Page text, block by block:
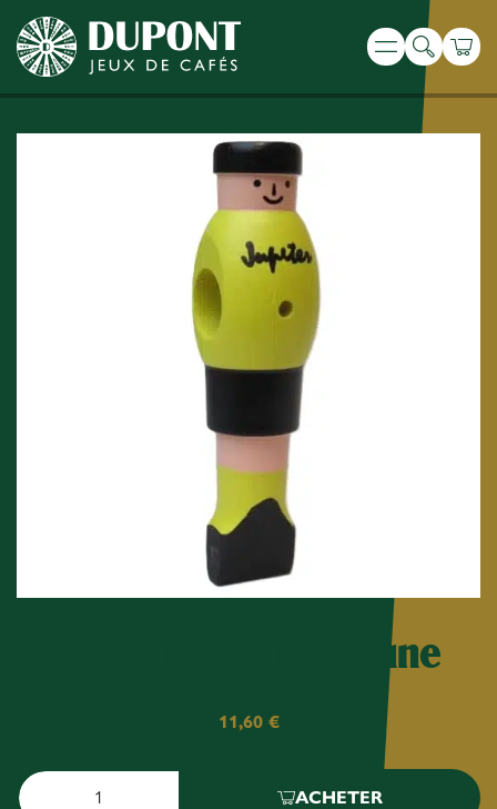
Menu
Recherche
Joueur Jupiter Jaune
11,60 €
ACHETER